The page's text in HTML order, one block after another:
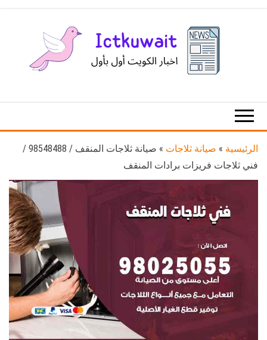
الكويت
الرئيسية » صيانة ثلاجات »
صيانة ثلاجات المنقف / 98548488 /
فني ثلاجات فريزات برادات المنقف